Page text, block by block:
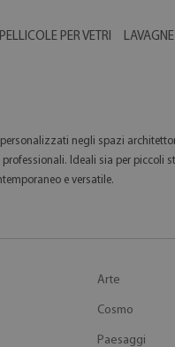
PELLICOLE PER VETRI
negli spazi
Ideali sia per
e versatile.
Arte
Cosmo
Paesaggi